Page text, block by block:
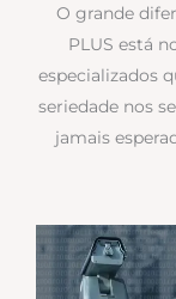
O grande
PLUS está
especializados
seriedade nos
jamais